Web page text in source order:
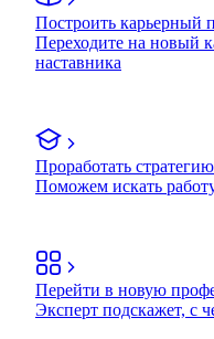
Построить карьерный
Переходите на новый
наставника
Проработать
Поможем искать
Перейти в новую
Эксперт подскажет, с